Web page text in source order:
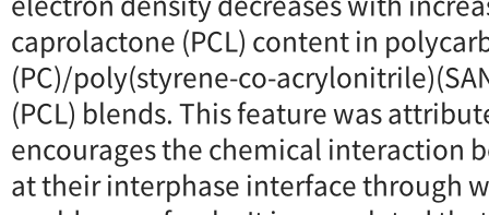
caprolactone (PCL) content in
(PC)/poly(styrene-co-
(PCL) blends. This feature was
encourages the chemical interaction
at their interphase interface through